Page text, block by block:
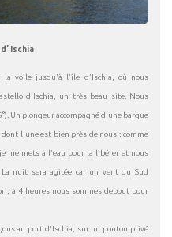
Ischia
voile jusqu’à l’île d’Ischia, où nous
d’Ischia, un très beau site. Nous
Un plongeur accompagné d’une barque
l’une est bien près de nous ; comme
me mets à l’eau pour la libérer et nous
nuit sera agitée car un vent du Sud
à 4 heures nous sommes debout pour
au port d’Ischia, sur un ponton privé